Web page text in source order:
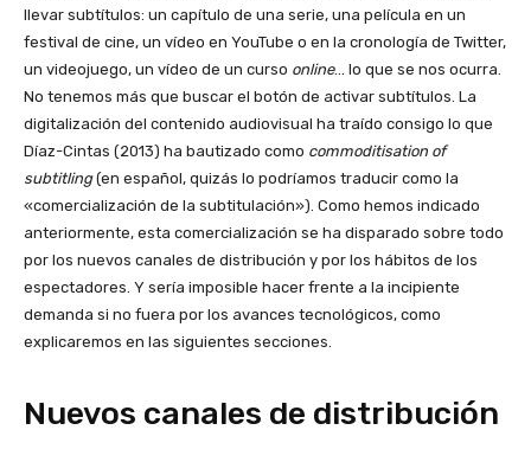
llevar subtítulos: un capítulo de una serie, una película en un
festival de cine, un vídeo en YouTube o en la cronología de Twitter,
un videojuego, un vídeo de un curso online… lo que se nos ocurra.
No tenemos más que buscar el botón de activar subtítulos. La
digitalización del contenido audiovisual ha traído consigo lo que
Díaz-Cintas (2013) ha bautizado como commoditisation of
subtitling(en español, quizás lo podríamos traducir como la
«comercialización de la subtitulación»). Como hemos indicado
anteriormente, esta comercialización se ha disparado sobre todo
por los nuevos canales de distribución y por los hábitos de los
espectadores. Y sería imposible hacer frente a la incipiente
demanda si no fuera por los avances tecnológicos, como
explicaremos en las siguientes secciones.
Nuevos canales de distribución